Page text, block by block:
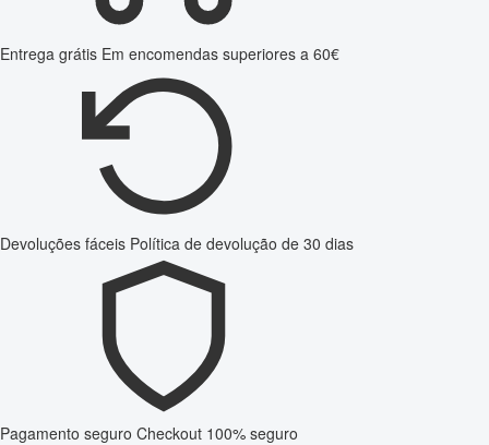
Entrega grátis Em encomendas superiores a 60€
Devoluções fáceis Política de devolução de 30 dias
Pagamento seguro Checkout 100% seguro